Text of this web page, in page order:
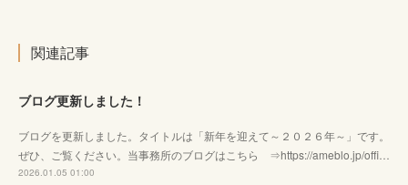
関連記事
ブログ更新しました！
ブログを更新しました。タイトルは「新年を迎えて～２０２６年～」です。
ぜひ、ご覧ください。当事務所のブログはこちら ⇒https://ameblo.jp/offi…
2026.01.05 01:00